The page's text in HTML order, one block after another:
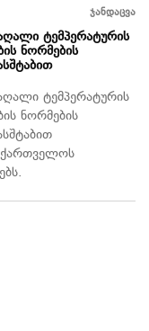
ჯანდაცვა
ტემპერატურის
ნორმების
ტემპერატურის
ნორმების